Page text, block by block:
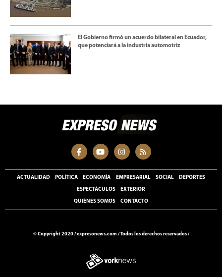
El Gobierno firmó un acuerdo bilateral en Ecuador,
que potenciará a la industria automotriz
ACTUALIDAD POLÍTICA ECONOMÍA EMPRESARIAL SOCIAL DEPORTES
ESPECTÁCULOS EXTERIOR
QUIÉNES SOMOS CONTACTO
© Copyright 2020 /expresonews.com /Todos los derechos reservados /